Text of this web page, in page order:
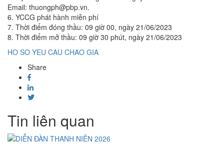
Email: thuongph@pbp.vn.
6. YCCG phát hành miễn phí
7. Thời điểm đóng thầu: 09 giờ 00, ngày 21/06/2023
8. Thời điểm mở thầu: 09 giờ 30 phút, ngày 21/06/2023
HO SO YEU CAU CHAO GIA
Share
Tin liên quan